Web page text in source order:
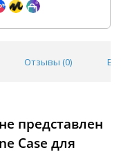
Отзывы (0)
представлен
Case для